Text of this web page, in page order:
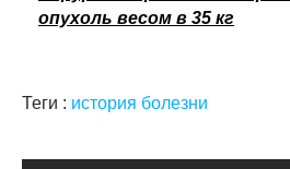
опухоль весом в 35 кг
Теги : история болезни